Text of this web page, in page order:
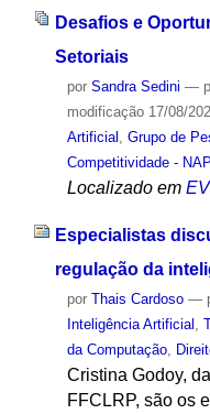
Desafios e
Setoriais
por Sandra Sedini —
modificação17/08/
Artificial , Grupo de
Competitividade - NAP
Localizado em
Especialistas
regulação da
por Thais Cardoso —
Inteligência Artificial
da Computação,
Cristina Godoy,
FFCLRP, são os